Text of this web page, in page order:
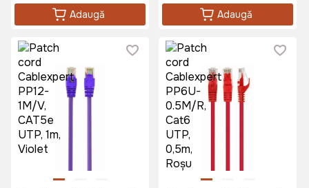
Adaugă Adaugă